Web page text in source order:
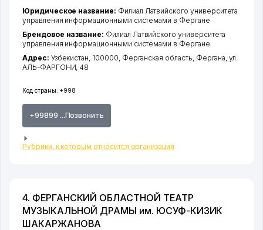
Код страны: +998
+99899 ...Позвонить
Рубрики, к которым относится организация
Юридическое название: Филиал Латвийского университета
управления информационными системами в Фергане
Брендовое название: Филиал Латвийского университета
управления информационными системами в Фергане
Адрес: Узбекистан, 100000, Ферганская область, Фергана,ул.
АЛЬ-ФАРГОНИ, 48
4. ФЕРГАНСКИЙ ОБЛАСТНОЙ ТЕАТР
МУЗЫКАЛЬНОЙ ДРАМЫ им. ЮСУФ-КИЗИК
ШАКАРЖАНОВА